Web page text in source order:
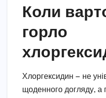
Коли
горло
Хлоргексидин — не
щоденного догляду, а